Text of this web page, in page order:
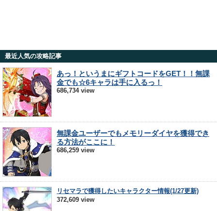
最近人気の攻略記事
あっ！というまにギフトコードをGET！！無課
金でも☆6キャラは手に入るっ！
686,734 view
無課金ユーザーでもメモリーダイヤを獲得でき
る方法がここに！
686,259 view
リセマラで獲得したいキャラクター情報(1/27更新)
372,609 view